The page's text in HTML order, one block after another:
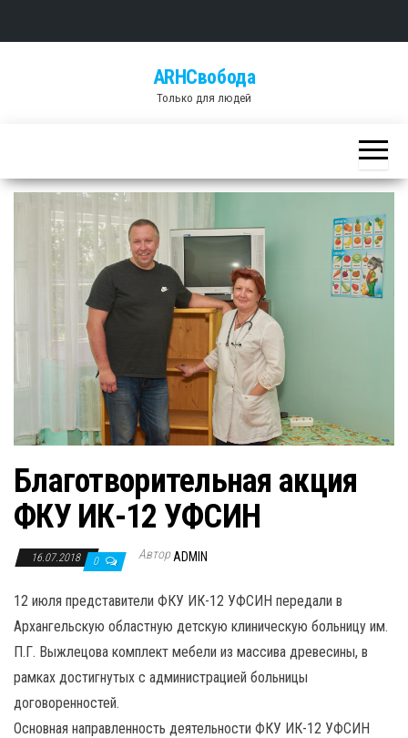
ARHСвобода
Только для людей
Благотворительная акция
ФКУ ИК-12 УФСИН
16.07.2018 0 АвторADMIN
12 июля представители ФКУ ИК-12 УФСИН передали в
Архангельскую областную детскую клиническую больницу им.
П.Г. Выжлецова комплект мебели из массива древесины, в
рамках достигнутых с администрацией больницы
договоренностей.
Основная направленность деятельности ФКУ ИК-12 УФСИН